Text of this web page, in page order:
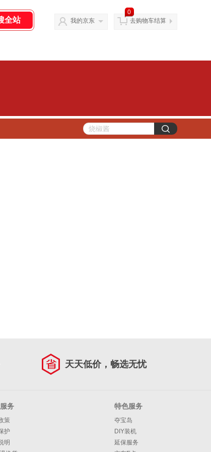
我的京东
0
去购物车结算
天天低价，畅选无忧
务
策
护
明
特色服务
夺宝岛
DIY装机
延保服务